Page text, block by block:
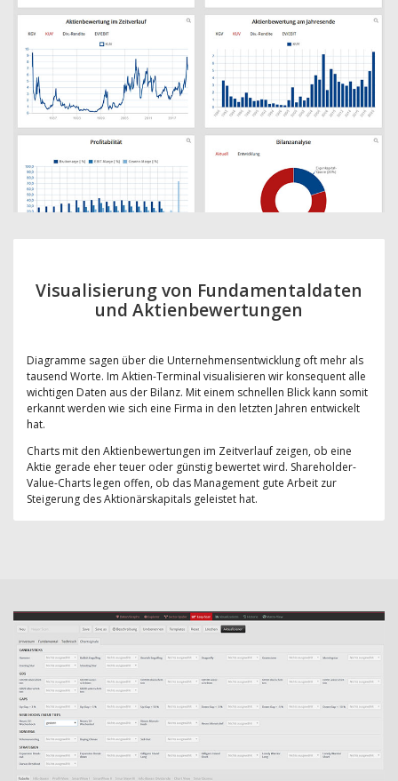
Visualisierung von Fundamentaldaten
und Aktienbewertungen
Diagramme sagen über die Unternehmensentwicklung oft mehr als
tausend Worte. Im Aktien-Terminal visualisieren wir konsequent alle
wichtigen Daten aus der Bilanz. Mit einem schnellen Blick kann somit
erkannt werden wie sich eine Firma in den letzten Jahren entwickelt
hat.
Charts mit den Aktienbewertungen im Zeitverlauf zeigen, ob eine
Aktie gerade eher teuer oder günstig bewertet wird. Shareholder-
Value-Charts legen offen, ob das Management gute Arbeit zur
Steigerung des Aktionärskapitals geleistet hat.